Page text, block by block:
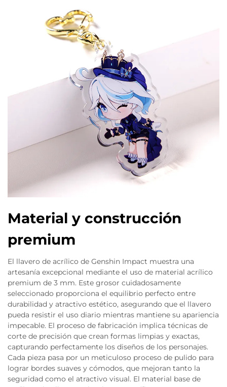
Material y construcción
premium
El llavero de acrílico de Genshin Impact muestra una
artesanía excepcional mediante el uso de material acrílico
premium de 3 mm. Este grosor cuidadosamente
seleccionado proporciona el equilibrio perfecto entre
durabilidad y atractivo estético, asegurando que el llavero
pueda resistir el uso diario mientras mantiene su apariencia
impecable. El proceso de fabricación implica técnicas de
corte de precisión que crean formas limpias y exactas,
capturando perfectamente los diseños de los personajes.
Cada pieza pasa por un meticuloso proceso de pulido para
lograr bordes suaves y cómodos, que mejoran tanto la
seguridad como el atractivo visual. El material base de